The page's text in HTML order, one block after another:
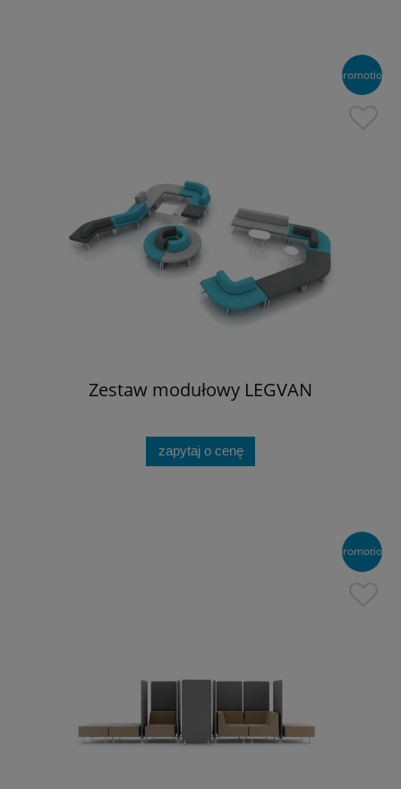
Zestaw modułowy LEGVAN
zapytaj o cenę
promotion
promotion